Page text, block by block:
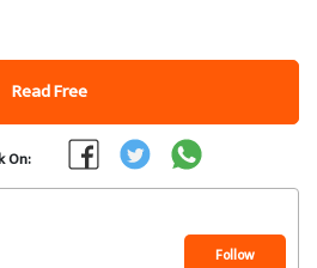
Read Free
On:
Follow